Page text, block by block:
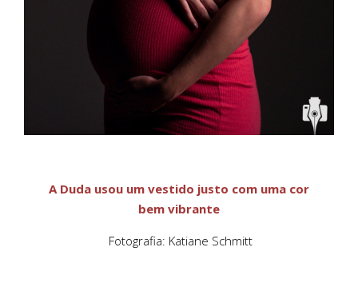
A Duda usou um vestido justo com uma cor
bem vibrante
Fotografia: Katiane Schmitt